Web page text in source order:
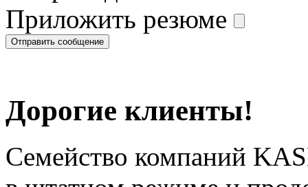
Приложить резюме
Дорогие клиенты!
Семейство компаний